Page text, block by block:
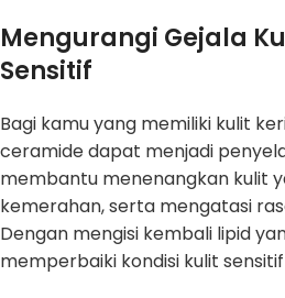
Mengurangi Gejala
Sensitif
Bagi kamu yang memiliki kulit
ceramide dapat menjadi
membantu menenangkan kulit
kemerahan, serta mengatasi
Dengan mengisi kembali lipid
memperbaiki kondisi kulit